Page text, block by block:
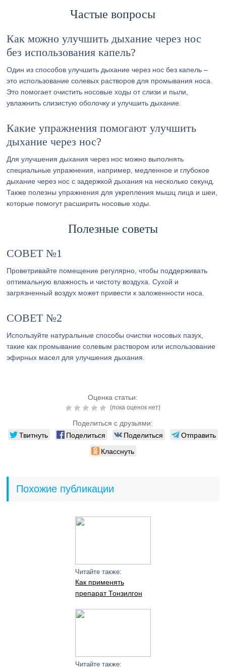
Частые вопросы
Как можно улучшить дыхание через нос
без использования капель?
Один из способов улучшить дыхание через нос без капель –
это использование солевых растворов для промывания носа.
Это помогает очистить носовые ходы от слизи и пыли,
увлажнить слизистую оболочку и улучшить дыхание.
Какие упражнения помогают улучшить
дыхание через нос?
Для улучшения дыхания через нос можно выполнять
специальные упражнения, например, медленное и глубокое
дыхание через нос с задержкой дыхания на несколько секунд.
Также полезны упражнения для укрепления мышц лица и шеи,
которые помогут расширить носовые ходы.
Полезные советы
СОВЕТ №1
Проветривайте помещение регулярно, чтобы поддерживать
оптимальную влажность и чистоту воздуха. Сухой и
загрязненный воздух может привести к заложенности носа.
СОВЕТ №2
Используйте натуральные способы очистки носовых пазух,
такие как промывание солевым раствором или использование
эфирных масел для улучшения дыхания.
Оценка статьи:
(пока оценок нет)
Поделиться с друзьями:
Твитнуть Поделиться Поделиться
Отправить
Класснуть
Похожие публикации
Читайте также:
Как применять
препарат Тонзилгон
Читайте также: